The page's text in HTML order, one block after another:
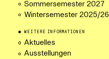
Sommersemester 2027
Wintersemester 2025/26
WEITERE INFORMATIONEN
Aktuelles
Ausstellungen